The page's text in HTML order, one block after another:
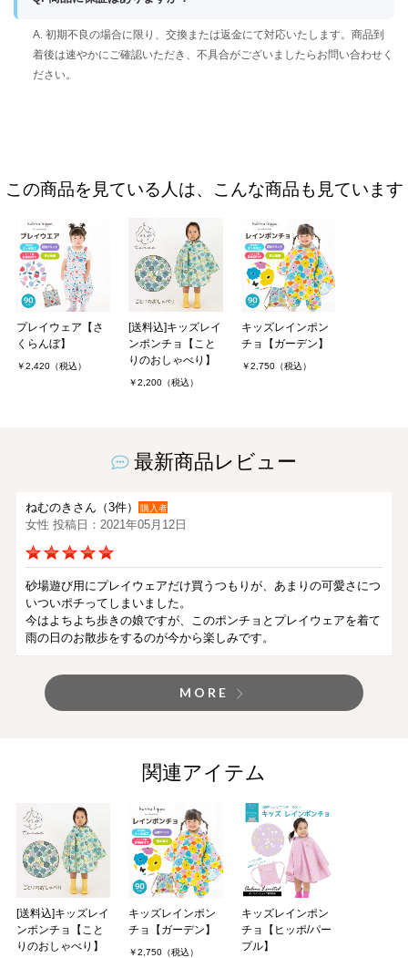
A. 初期不良の場合に限り、交換または返金にて対応いたします。商品到
着後は速やかにご確認いただき、不具合がございましたらお問い合わせく
ださい。
この商品を見ている人は、こんな商品も見ています
プレイウェア【さ
くらんぼ】
￥2,420（税込）
[送料込]キッズレイ
ンポンチョ【こと
りのおしゃべり】
￥2,200（税込）
キッズレインポン
チョ【ガーデン】
￥2,750（税込）
最新商品レビュー
ねむのきさん（3件） 購入者
女性 投稿日：2021年05月12日
砂場遊び用にプレイウェアだけ買うつもりが、あまりの可愛さにつ
いついポチってしまいました。
今はよちよち歩きの娘ですが、このポンチョとプレイウェアを着て
雨の日のお散歩をするのが今から楽しみです。
MORE
関連アイテム
[送料込]キッズレイ
ンポンチョ【こと
りのおしゃべり】
キッズレインポン
チョ【ガーデン】
￥2,750（税込）
キッズレインポン
チョ【ヒッポ/パー
プル】